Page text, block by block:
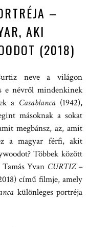
–
AKI
(2018)
neve a világon
e névről mindenkinek
a Casablanca (1942),
másoknak a sokat
megbánsz, az, amit
a magyar férfi, akit
Többek között
Yvan CURTIZ –
című filmje, amely
különleges portréja